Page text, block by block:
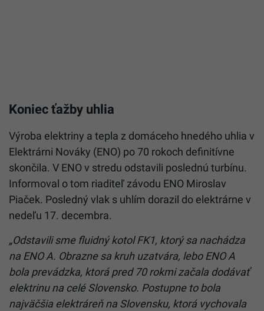
Koniec ťažby uhlia
Výroba elektriny a tepla z domáceho hnedého uhlia v
Elektrárni Nováky (ENO) po 70 rokoch definitívne
skončila. V ENO v stredu odstavili poslednú turbínu.
Informoval o tom riaditeľ závodu ENO Miroslav
Piaček. Posledný vlak s uhlím dorazil do elektrárne v
nedeľu 17. decembra.
„Odstavili sme fluidný kotol FK1, ktorý sa nachádza
na ENO A. Obrazne sa kruh uzatvára, lebo ENO A
bola prevádzka, ktorá pred 70 rokmi začala dodávať
elektrinu na celé Slovensko. Postupne to bola
najväčšia elektráreň na Slovensku, ktorá vychovala